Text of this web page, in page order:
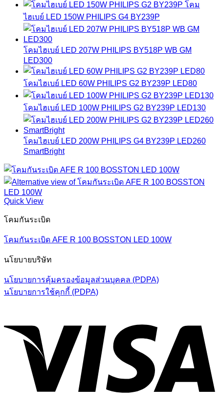
โคม
ไฮเบย์ LED 150W PHILIPS G4 BY239P
โคมไฮเบย์ LED 207W PHILIPS BY518P WB GM
LED300
โคมไฮเบย์ LED 60W PHILIPS G2 BY239P LED80
โคมไฮเบย์ LED 100W PHILIPS G2 BY239P LED130
โคมไฮเบย์ LED 200W PHILIPS G4 BY239P LED260
SmartBright
Quick View
โคมกันระเบิด
โคมกันระเบิด AFE R 100 BOSSTON LED 100W
นโยบายบริษัท
นโยบายการคุ้มครองข้อมูลส่วนบุคคล (PDPA)
นโยบายการใช้คุกกี้ (PDPA)